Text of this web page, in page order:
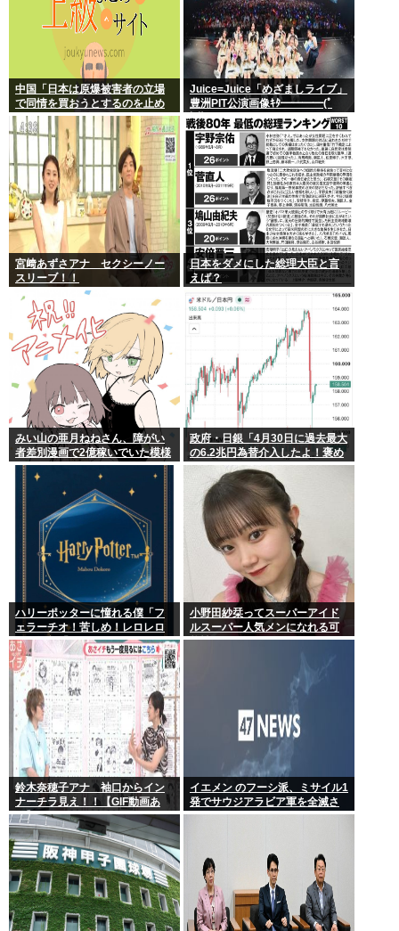
中国「日本は原爆被害者の立場
で同情を買おうとするのを止め
ろ」
Juice=Juice「めざましライブ」
豊洲PIT公演画像ｷﾀ━━━━(ﾟ
∀ﾟ)━━━━!!
宮﨑あずさアナ セクシーノー
スリーブ！！
日本をダメにした総理大臣と言
えば？
みい山の亜月ねねさん、障がい
者差別漫画で2億稼いでいた模様
www
政府・日銀「4月30日に過去最大
の6.2兆円為替介入したよ！褒め
てよ！」
ハリーポッターに憧れる僕「フ
ェラーチオ！苦しめ！レロレロ
レロ」敵「うっ 」
小野田紗栞ってスーパーアイド
ルスーパー人気メンになれる可
能性あったよな？
鈴木奈穂子アナ 袖口からイン
ナーチラ見え！！【GIF動画あ
り】
イエメン のフーシ派、ミサイル1
発でサウジアラビア軍を全滅さ
せてしまうww